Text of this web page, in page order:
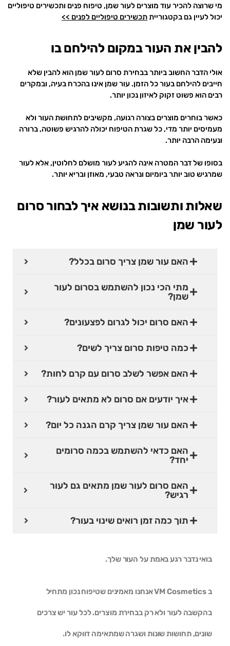
מי שרוצה להכיר עוד מוצרים לעור שמן, טיפוח פנים ותכשירים טיפוליים
יכול לעיין גם בקטגורייתתכשירים טיפוליים לפנים >>
להבין את העור במקום להילחם בו
אולי הדבר החשוב ביותר בבחירת סרום לעור שמן הוא להבין שלא
חייבים להילחם בעור כל הזמן. עור שמן אינו בהכרח בעיה, ובמקרים
רבים הוא פשוט זקוק לאיזון נכון יותר.
כאשר בוחרים מוצרים בצורה רגועה, מקשיבים לתחושת העור ולא
מעמיסים יותר מדי, כל שגרת הטיפוח יכולה להרגיש פשוטה, ברורה
ונעימה הרבה יותר.
בסופו של דבר המטרה אינה להגיע לעור מושלם לחלוטין, אלא לעור
שמרגיש טוב יותר ביומיום ונראה טבעי, מאוזן ובריא יותר.
שאלות ותשובות בנושא איך לבחור סרום
לעור שמן
האם עור שמן צריך סרום בכלל?
מתי הכי נכון להשתמש בסרום לעור
שמן?
האם סרום יכול לגרום לפצעונים?
כמה טיפות סרום צריך לשים?
האם אפשר לשלב סרום עם קרם לחות?
איך יודעים אם סרום לא מתאים לעור?
האם עור שמן צריך קרם הגנה כל יום?
האם כדאי להשתמש בכמה סרומים
יחד?
האם סרום לעור שמן מתאים גם לעור
רגיש?
תוך כמה זמן רואים שינוי בעור?
בואי נדבר רגע באמת על העור שלך.
ב VM Cosmetics אנחנו מאמינים שטיפוח נכון מתחיל
בהקשבה לעור ולא רק בבחירת מוצרים. לכל עור יש צרכים
שונים, תחושות שונות ושגרה שמתאימה דווקא לו.